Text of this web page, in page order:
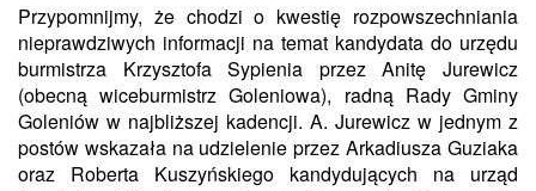
Przypomnijmy, że chodzi o kwestię rozpowszechniania
nieprawdziwych informacji na temat kandydata do urzędu
burmistrza Krzysztofa Sypienia przez Anitę Jurewicz
(obecną wiceburmistrz Goleniowa), radną Rady Gminy
Goleniów w najbliższej kadencji. A. Jurewicz w jednym z
postów wskazała na udzielenie przez Arkadiusza Guziaka
oraz Roberta Kuszyńskiego kandydujących na urząd